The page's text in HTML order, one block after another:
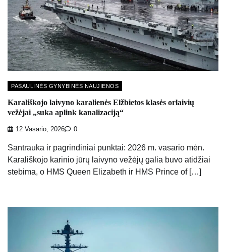
PASAULINĖS GYNYBINĖS NAUJIENOS
Karališkojo laivyno karalienės Elžbietos klasės orlaivių
vežėjai „suka aplink kanalizaciją“
12 Vasario, 2026 0
Santrauka ir pagrindiniai punktai: 2026 m. vasario mėn.
Karališkojo karinio jūrų laivyno vežėjų galia buvo atidžiai
stebima, o HMS Queen Elizabeth ir HMS Prince of […]